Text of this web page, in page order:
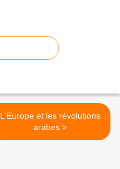
L'Europe et les révolutions
arabes >